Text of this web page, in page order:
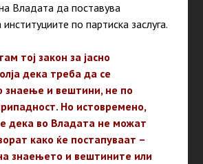
Владата да поставува
по партиска заслуга.
тој закон за јасно
дека треба да се
знаење и вештини, не по
Но истовремено,
дека во Владата не можат
како ќе постапуваат –
знаењето и вештините или